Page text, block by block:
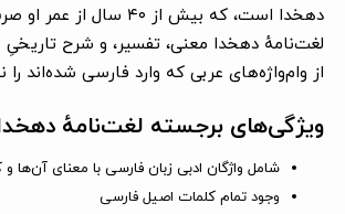
دهخدا است، که بیش از ۴۰ سال
لغت‌نامهٔ دهخدا معنی، تفسیر، و شرح
از وام‌واژه‌های عربی که وارد فارسی شده‌اند را
ویژگی‌های برجسته لغت‌نامهٔ
شامل واژگان ادبی زبان فارسی با معنای آن‌ها و
وجود تمام کلمات اصیل فارسی